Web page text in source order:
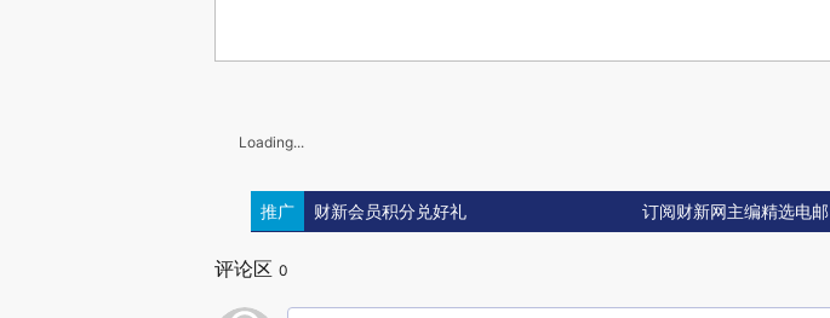
Loading...
推广 财新会员积分兑好礼 订阅财新网主编精选电邮
评论区 0